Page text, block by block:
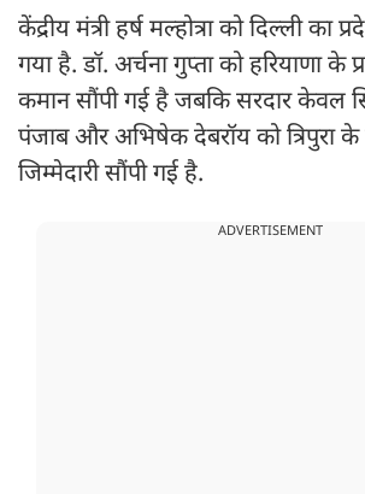
केंद्रीय मंत्री हर्ष मल्होत्रा को दिल्ली का
गया है. डॉ. अर्चना गुप्ता को हरियाणा के
कमान सौंपी गई है जबकि सरदार केवल
पंजाब और अभिषेक देबरॉय को त्रिपुरा के
जिम्मेदारी सौंपी गई है.
ADVERTISEMENT